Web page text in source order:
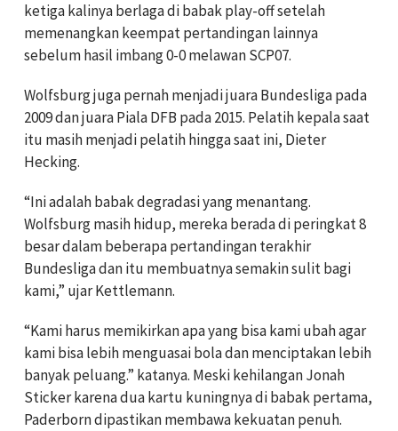
ketiga kalinya berlaga di babak play-offsetelah
memenangkan keempat pertandingan lainnya
sebelum hasil imbang 0-0 melawan SCP07.
Wolfsburg juga pernah menjadi juara Bundesliga pada
2009 dan juara Piala DFB pada 2015. Pelatih kepala saat
itu masih menjadi pelatih hingga saat ini, Dieter
Hecking.
“Ini adalah babak degradasi yang menantang.
Wolfsburg masih hidup, mereka berada di peringkat 8
besar dalam beberapa pertandingan terakhir
Bundesliga dan itu membuatnya semakin sulit bagi
kami,” ujar Kettlemann.
“Kami harus memikirkan apa yang bisa kami ubah agar
kami bisa lebih menguasai bola dan menciptakan lebih
banyak peluang.” katanya. Meski kehilangan Jonah
Sticker karena dua kartu kuningnya di babak pertama,
Paderborn dipastikan membawa kekuatan penuh.